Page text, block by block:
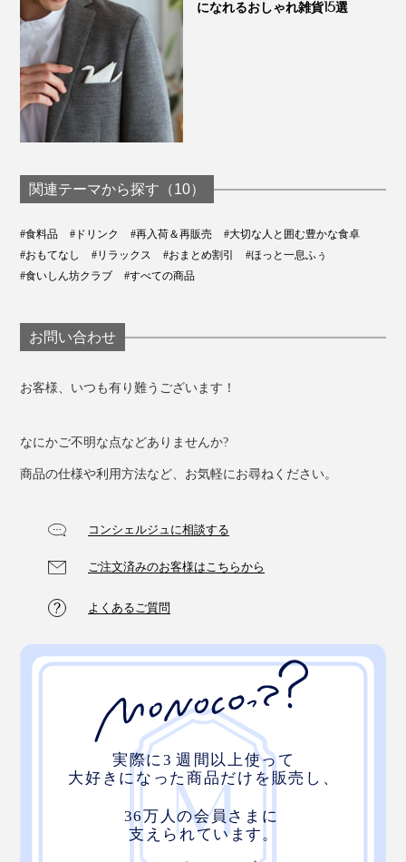
もどこでもしあわせないっぷくを味わえます。
になれるおしゃれ雑貨15選
関連テーマから探す（10）
#食料品 #ドリンク #再入荷＆再販売
#大切な人と囲む豊かな食卓
#おもてなし
#リラックス #おまとめ割引
#ほっと一息ふぅ
#食いしん坊クラブ
#すべての商品
お問い合わせ
お客様、いつも有り難うございます！
なにかご不明な点などありませんか?
商品の仕様や利用方法など、お気軽にお尋ねください。
コンシェルジュに相談する
ご注文済みのお客様はこちらから
よくあるご質問